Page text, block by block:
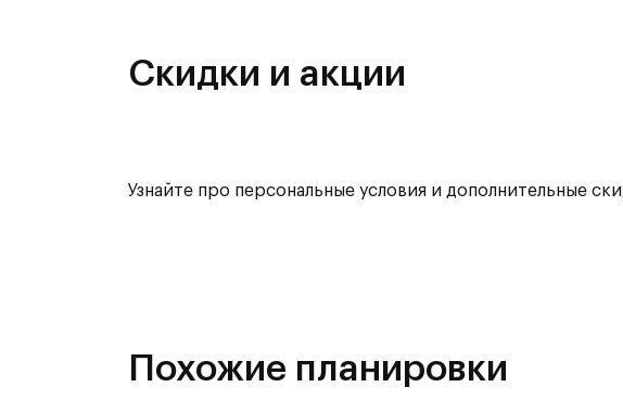
ЖК "Фестиваль Парк" разместился в престижном
минутах ходьбы от метро "Речной вокзал". Это
Эффектная современная архитектура
Скидки и акции
Узнайте про персональные условия и дополнительные
Похожие планировки